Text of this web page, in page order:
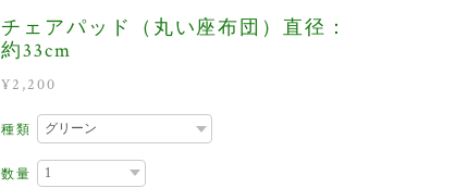
チェアパッド（丸い座布団）直径：
約33cm
¥2,200
種類
数量